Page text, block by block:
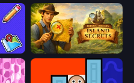
Hidden Objects: Island Secrets